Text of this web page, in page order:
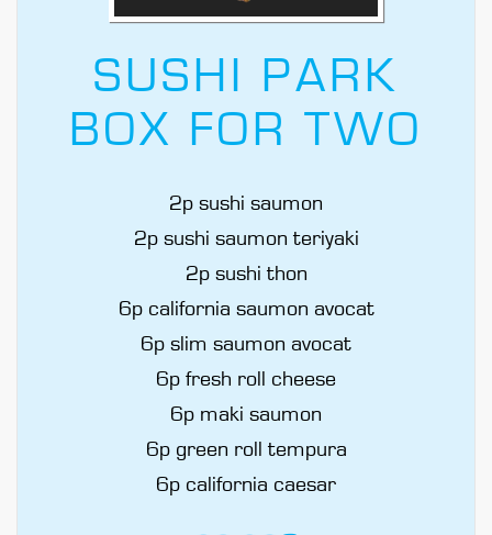
SUSHI PARK
BOX FOR TWO
2p sushi saumon
2p sushi saumon teriyaki
2p sushi thon
6p california saumon avocat
6p slim saumon avocat
6p fresh roll cheese
6p maki saumon
6p green roll tempura
6p california caesar